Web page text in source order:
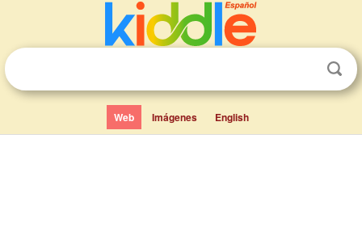
Web Imágenes English